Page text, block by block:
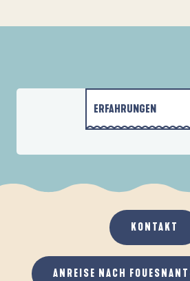
ERFAHRUNGEN
UNTERKÜNFTE
GASTRONOMIEKONTAKT
ANREISE NACH